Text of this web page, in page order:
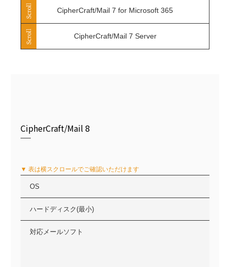
CipherCraft/Mail 7 for Microsoft 365
CipherCraft/Mail 7 Server
CipherCraft/Mail 8
▼ 表は横スクロールでご確認いただけます
OS
ハードディスク(最小)
対応メールソフト